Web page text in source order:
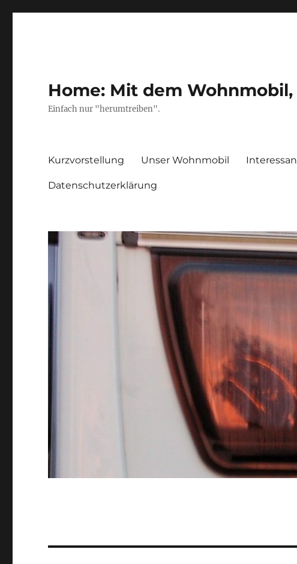
Home: Mit dem
Einfach nur "herumtreiben".
Kurzvorstellung Unser Wohnmobil
Datenschutzerklärung